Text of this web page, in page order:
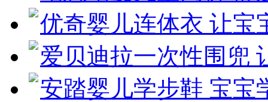
优奇婴儿连体衣 让宝
爱贝迪拉一次性围兜
安踏婴儿学步鞋 宝宝